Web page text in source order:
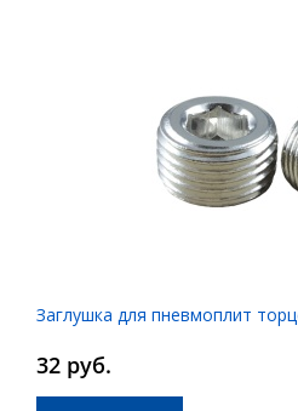
Заглушка для пневмоплит
32 руб.